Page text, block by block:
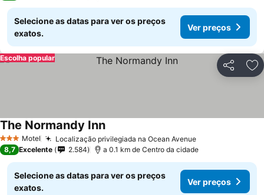
Selecione as datas para ver os preços
exatos.
Ver preços
Partilhar
Escolha popular
3 EstrelasMotel Localização privilegiada na Ocean Avenue
The Normandy Inn
8,7 Excelente 2.584 a 0.1 km de Centro da cidade
Selecione as datas para ver os preços
exatos.
Ver preços